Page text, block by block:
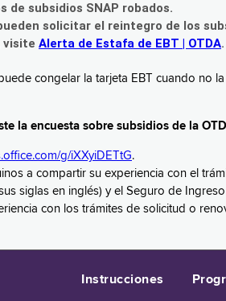
de subsidios SNAP robados.
solicitar el reintegro de los
visite Alerta de Estafa de EBT | OTDA.
congelar la tarjeta EBT cuando no la
la encuesta sobre subsidios de la
g/iXXyiDETtG.
a compartir su experiencia con el
siglas en inglés) y el Seguro de
con los trámites de solicitud o
Instrucciones